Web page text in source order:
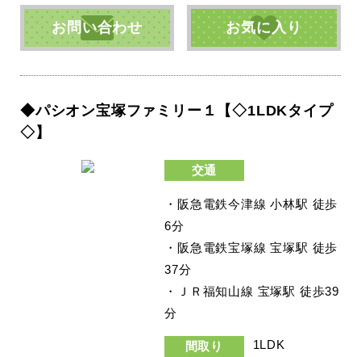
お問い合わせ お気に入り
◆パシオン宝塚ファミリー１【◇1LDKタイプ
◇】
交通
・阪急電鉄今津線 小林駅 徒歩
6分
・阪急電鉄宝塚線 宝塚駅 徒歩
37分
・ＪＲ福知山線 宝塚駅 徒歩39
分
間取り 1LDK